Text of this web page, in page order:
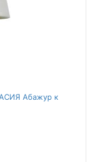
Абажур к